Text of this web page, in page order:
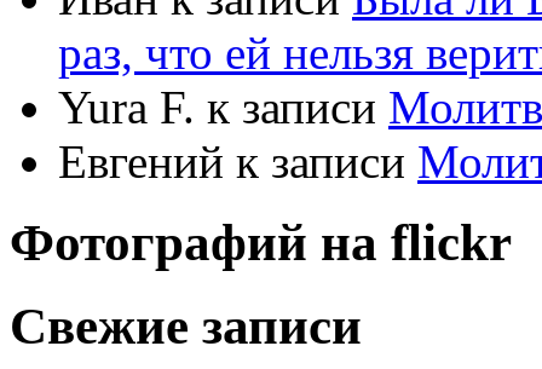
раз, что ей нельзя
Yura F. к записи
Евгений к записи
Фотографий на flickr
Свежие записи